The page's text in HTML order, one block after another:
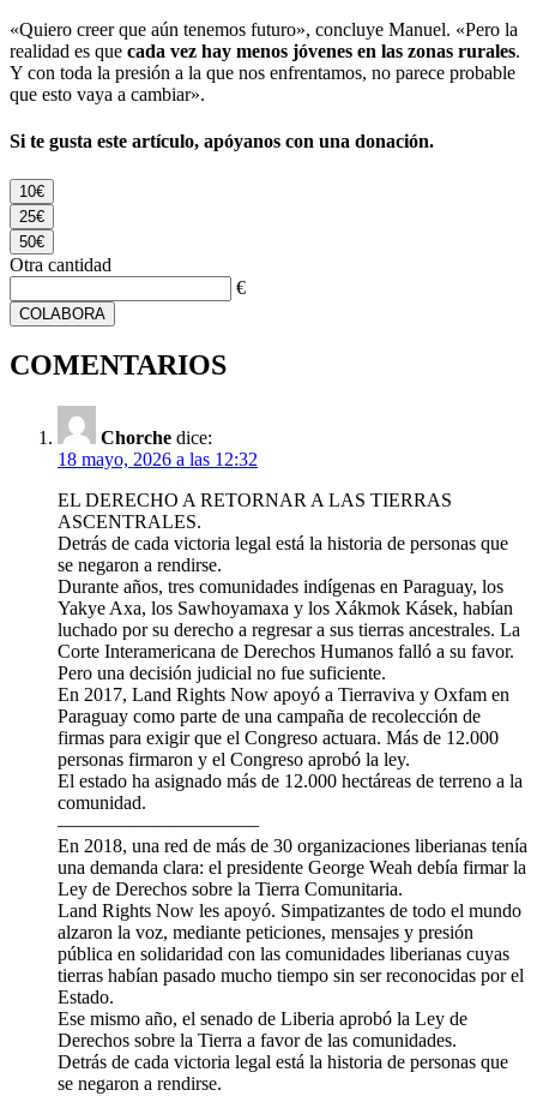
«Quiero creer que aún tenemos futuro», concluye Manuel. «Pero la
realidad es que cada vez hay menos jóvenes en las zonas rurales.
Y con toda la presión a la que nos enfrentamos, no parece probable
que esto vaya a cambiar».
Si te gusta este artículo, apóyanos con una donación.
10€
25€
50€
Otra cantidad
€
COLABORA
COMENTARIOS
Chorche dice:
18 mayo, 2026 a las 12:32
EL DERECHO A RETORNAR A LAS TIERRAS
ASCENTRALES.
Detrás de cada victoria legal está la historia de personas que
se negaron a rendirse.
Durante años, tres comunidades indígenas en Paraguay, los
Yakye Axa, los Sawhoyamaxa y los Xákmok Kásek, habían
luchado por su derecho a regresar a sus tierras ancestrales. La
Corte Interamericana de Derechos Humanos falló a su favor.
Pero una decisión judicial no fue suficiente.
En 2017, Land Rights Now apoyó a Tierraviva y Oxfam en
Paraguay como parte de una campaña de recolección de
firmas para exigir que el Congreso actuara. Más de 12.000
personas firmaron y el Congreso aprobó la ley.
El estado ha asignado más de 12.000 hectáreas de terreno a la
comunidad.
——————————–
En 2018, una red de más de 30 organizaciones liberianas tenía
una demanda clara: el presidente George Weah debía firmar la
Ley de Derechos sobre la Tierra Comunitaria.
Land Rights Now les apoyó. Simpatizantes de todo el mundo
alzaron la voz, mediante peticiones, mensajes y presión
pública en solidaridad con las comunidades liberianas cuyas
tierras habían pasado mucho tiempo sin ser reconocidas por el
Estado.
Ese mismo año, el senado de Liberia aprobó la Ley de
Derechos sobre la Tierra a favor de las comunidades.
Detrás de cada victoria legal está la historia de personas que
se negaron a rendirse.